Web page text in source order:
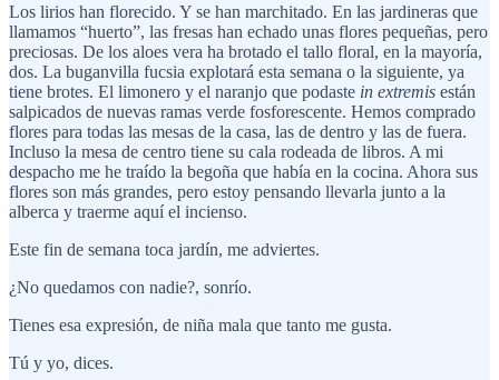
Los lirios han florecido. Y se han marchitado. En las jardineras que
llamamos “huerto”, las fresas han echado unas flores pequeñas, pero
preciosas. De los aloes vera ha brotado el tallo floral, en la mayoría,
dos. La buganvilla fucsia explotará esta semana o la siguiente, ya
tiene brotes. El limonero y el naranjo que podaste in extremis están
salpicados de nuevas ramas verde fosforescente. Hemos comprado
flores para todas las mesas de la casa, las de dentro y las de fuera.
Incluso la mesa de centro tiene su cala rodeada de libros. A mi
despacho me he traído la begoña que había en la cocina. Ahora sus
flores son más grandes, pero estoy pensando llevarla junto a la
alberca y traerme aquí el incienso.
Este fin de semana toca jardín, me adviertes.
¿No quedamos con nadie?, sonrío.
Tienes esa expresión, de niña mala que tanto me gusta.
Tú y yo, dices.